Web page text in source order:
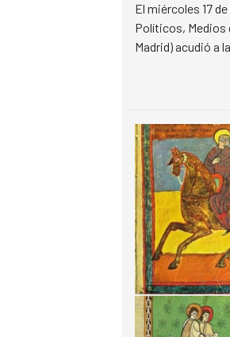
El miércoles 17
Políticos, Medios
Madrid) acudió a